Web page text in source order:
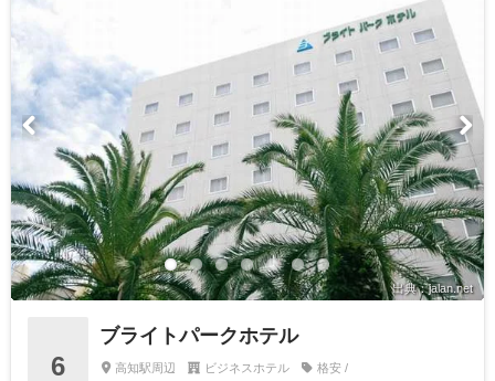
出典：jalan.net
6
ブライトパークホテル
高知駅周辺 ビジネスホテル 格安 /